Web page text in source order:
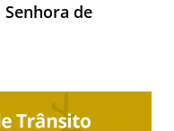
de